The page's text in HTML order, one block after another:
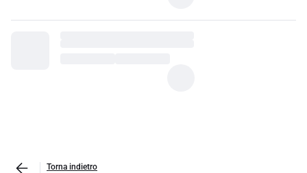
Torna indietro